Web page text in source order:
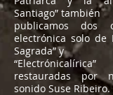
Santiago” también
publicamos dos
electrónica solo de
Sagrada” y
restauradas por
sonido Suse Ribeiro.